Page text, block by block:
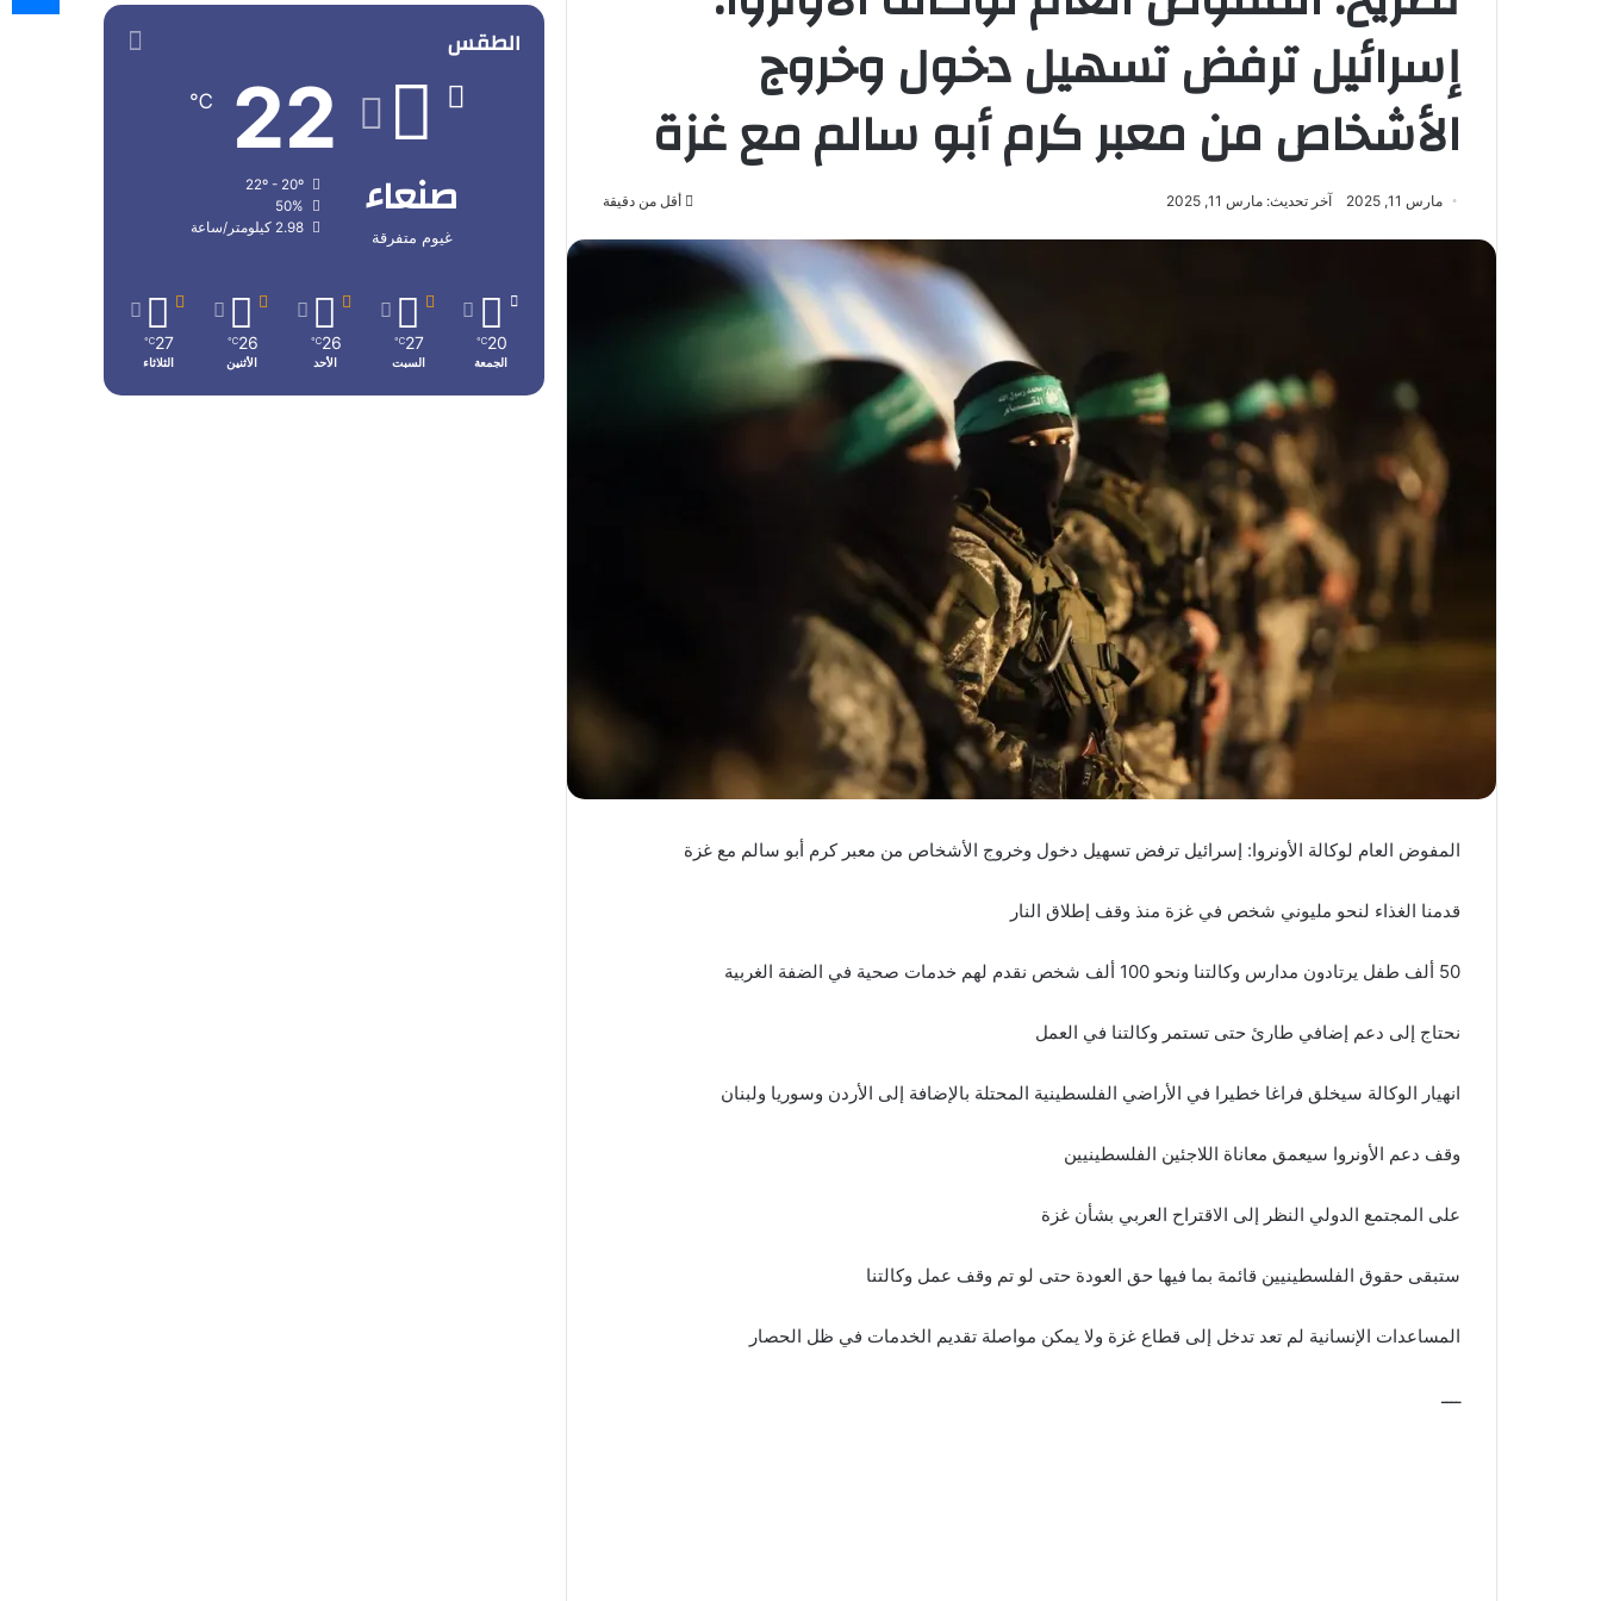
إسرائيل ترفض تسهيل دخول وخروج
الأشخاص من معبر كرم أبو سالم مع غزة
مارس 11, 2025 آخر تحديث: مارس 11, 2025 أقل من دقيقة
المفوض العام لوكالة الأونروا: إسرائيل ترفض تسهيل دخول وخروج الأشخاص من معبر كرم أبو سالم مع غزة
قدمنا الغذاء لنحو مليوني شخص في غزة منذ وقف إطلاق النار
50 ألف طفل يرتادون مدارس وكالتنا ونحو 100 ألف شخص نقدم لهم خدمات صحية في الضفة الغربية
نحتاج إلى دعم إضافي طارئ حتى تستمر وكالتنا في العمل
انهيار الوكالة سيخلق فراغا خطيرا في الأراضي الفلسطينية المحتلة بالإضافة إلى الأردن وسوريا ولبنان
وقف دعم الأونروا سيعمق معاناة اللاجئين الفلسطينيين
على المجتمع الدولي النظر إلى الاقتراح العربي بشأن غزة
ستبقى حقوق الفلسطينيين قائمة بما فيها حق العودة حتى لو تم وقف عمل وكالتنا
المساعدات الإنسانية لم تعد تدخل إلى قطاع غزة ولا يمكن مواصلة تقديم الخدمات في ظل الحصار
ــــ
الطقس
صنعاء
غيوم متفرقة
22
℃
22º - 20º
50%
2.98 كيلومتر/ساعة
20
℃
الجمعة
27
℃
السبت
26
℃
الأحد
26
℃
الأثنين
27
℃
الثلاثاء